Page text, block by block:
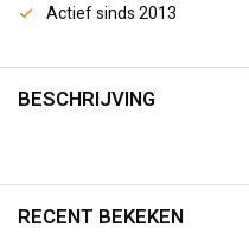
Actief sinds 2013
BESCHRIJVING
RECENT BEKEKEN